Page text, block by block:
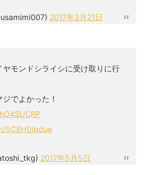
2017年3月21日
ヤモンドシライシに受け取りに行
でよかった！
5C8H0lpdue
2017年5月5日